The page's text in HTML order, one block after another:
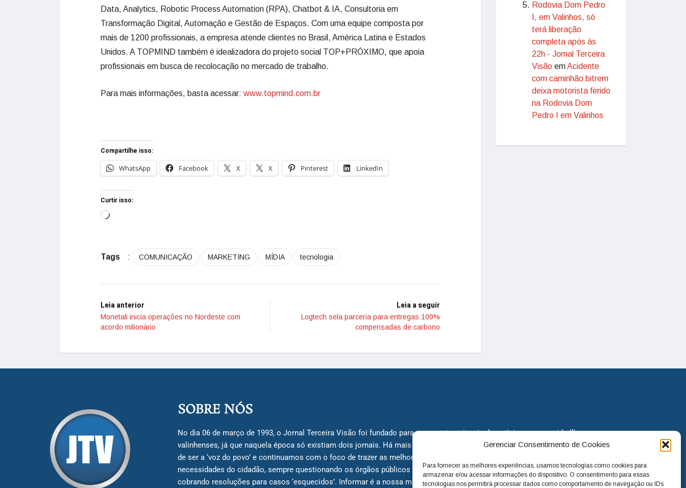
Gerenciar Consentimento de Cookies
Para fornecer as melhores experiências, usamos tecnologias como cookies para
armazenar e/ou acessar informações do dispositivo. O consentimento para essas
tecnologias nos permitirá processar dados como comportamento de navegação ou IDs
Data, Analytics, Robotic Process Automation (RPA), Chatbot & IA, Consultoria em
Transformação Digital, Automação e Gestão de Espaços. Com uma equipe composta por
mais de 1200 profissionais, a empresa atende clientes no Brasil, América Latina e Estados
Unidos. A TOPMIND também é idealizadora do projeto social TOP+PRÓXIMO, que apoia
profissionais em busca de recolocação no mercado de trabalho.
Para mais informações, basta acessar: www.topmind.com.br
Compartilhe isso:
WhatsApp
Facebook X X Pinterest LinkedIn
Curtir isso:
Tags : COMUNICAÇÃO MARKETING MÍDIA tecnologia
Leia anterior
Monetali inicia operações no Nordeste com
acordo milionário
Leia a seguir
Logtech sela parceria para entregas 100%
compensadas de carbono
Rodovia Dom Pedro
I, em Valinhos, só
terá liberação
completa após às
22h - Jornal Terceira
Visão emAcidente
com caminhão bitrem
deixa motorista ferido
na Rodovia Dom
Pedro I em Valinhos
SOBRE NÓS
No dia 06 de março de 1993, o Jornal Terceira Visão foi fundado para ser uma terceira via de notícias para os cidadãos
valinhenses, já que naquela época só existiam dois jornais. Há mais de 30 anos, o jornal continua assumindo o papel
de ser a ‘voz do povo’ e continuamos com o foco de trazer as melhores notícias. Nunca deixamos de lado as
necessidades do cidadão, sempre questionando os órgãos públicos em busca de melhorias para a cidade e sempre
cobrando resoluções para casos ‘esquecidos’. Informar é a nossa missão!